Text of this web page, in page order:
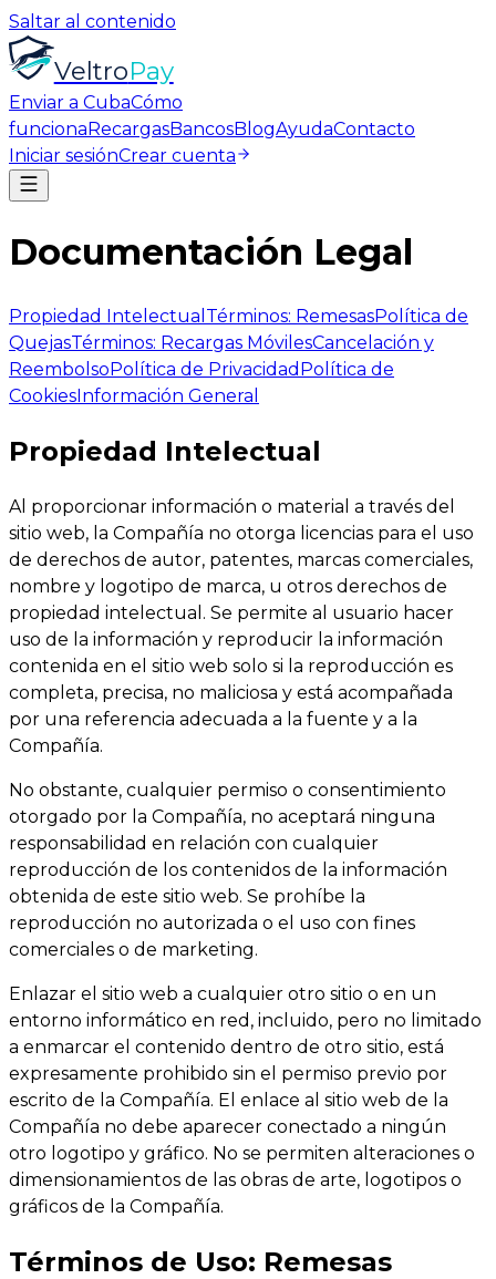
Saltar al contenido
VeltroPay
Enviar a CubaCómo
funcionaRecargasBancosBlogAyudaContacto
Iniciar sesiónCrear cuenta
Documentación Legal
Propiedad Intelectual Términos: RemesasPolítica de
QuejasTérminos: Recargas MóvilesCancelación y
ReembolsoPolítica de Privacidad Política de
CookiesInformación General
Propiedad Intelectual
Al proporcionar información o material a través del
sitio web, la Compañía no otorga licencias para el uso
de derechos de autor, patentes, marcas comerciales,
nombre y logotipo de marca, u otros derechos de
propiedad intelectual. Se permite al usuario hacer
uso de la información y reproducir la información
contenida en el sitio web solo si la reproducción es
completa, precisa, no maliciosa y está acompañada
por una referencia adecuada a la fuente y a la
Compañía.
No obstante, cualquier permiso o consentimiento
otorgado por la Compañía, no aceptará ninguna
responsabilidad en relación con cualquier
reproducción de los contenidos de la información
obtenida de este sitio web. Se prohíbe la
reproducción no autorizada o el uso con fines
comerciales o de marketing.
Enlazar el sitio web a cualquier otro sitio o en un
entorno informático en red, incluido, pero no limitado
a enmarcar el contenido dentro de otro sitio, está
expresamente prohibido sin el permiso previo por
escrito de la Compañía. El enlace al sitio web de la
Compañía no debe aparecer conectado a ningún
otro logotipo y gráfico. No se permiten alteraciones o
dimensionamientos de las obras de arte, logotipos o
gráficos de la Compañía.
Términos de Uso: Remesas